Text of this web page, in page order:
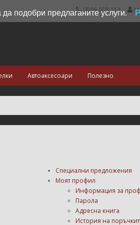
0886 958 111
Автоаксесоари Полезно
Специални предложения
Моят профил
Информация за
Парола
Адресна книга
История на
подобри предлаганите услуги.